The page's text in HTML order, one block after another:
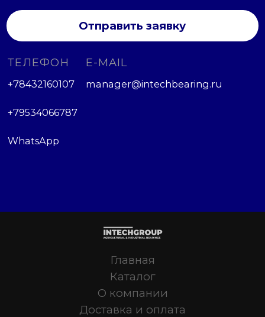
Отправить заявку
ТЕЛЕФОН
+78432160107
+79534066787
WhatsApp
E-MAIL
manager@intechbearing.ru
Главная
Каталог
О компании
Доставка и оплата